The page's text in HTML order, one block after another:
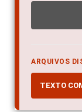
ARQUIVOS
TEXTO